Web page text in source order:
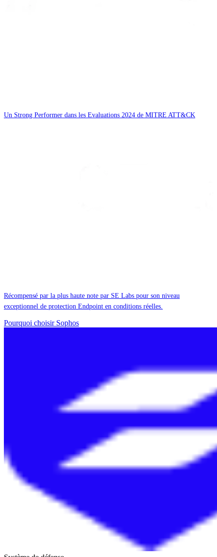
Un Strong Performer dans les Evaluations 2024 de MITRE ATT&CK
Récompensé par la plus haute note par SE Labs pour son niveau
exceptionnel de protection Endpoint en conditions réelles.
Pourquoi choisir Sophos